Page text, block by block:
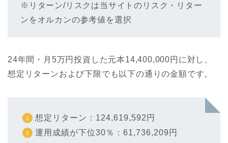
※リターン/リスクは当サイトのリスク・リター
ンをオルカンの参考値を選択
24年間・月5万円投資した元本14,400,000円に対し、
想定リターンおよび下限でも以下の通りの金額です。
想定リターン：124,619,592円
運用成績が下位30％：61,736,209円